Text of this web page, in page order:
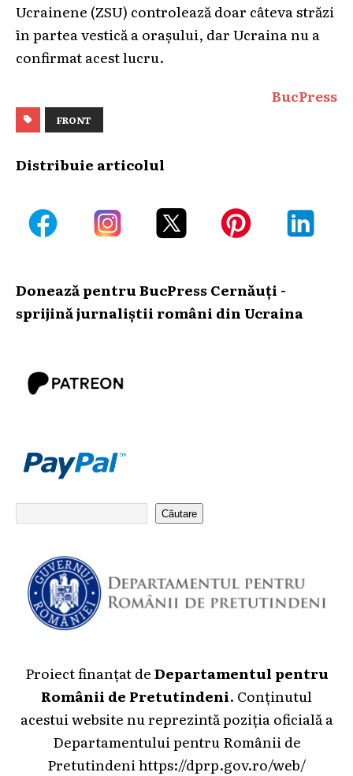
Ucrainene (ZSU) controlează doar câteva străzi
în partea vestică a orașului, dar Ucraina nu a
confirmat acest lucru.
BucPress
FRONT
Distribuie articolul
Donează pentru BucPress Cernăuți -
sprijină jurnaliștii români din Ucraina
Căutare
Proiect finanțat deDepartamentul pentru
Românii de Pretutindeni. Conținutul
acestui website nu reprezintă poziția oficială a
Departamentului pentru Românii de
Pretutindenihttps://dprp.gov.ro/web/